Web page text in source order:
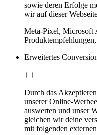
sowie deren Erfolge
wir auf dieser
Meta-Pixel, Microsoft
Erweitertes
Durch das
unserer Online-
auswerten und unser
gleichen wir deine
mit folgenden